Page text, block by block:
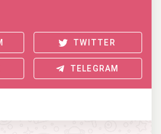
TWITTER
TELEGRAM